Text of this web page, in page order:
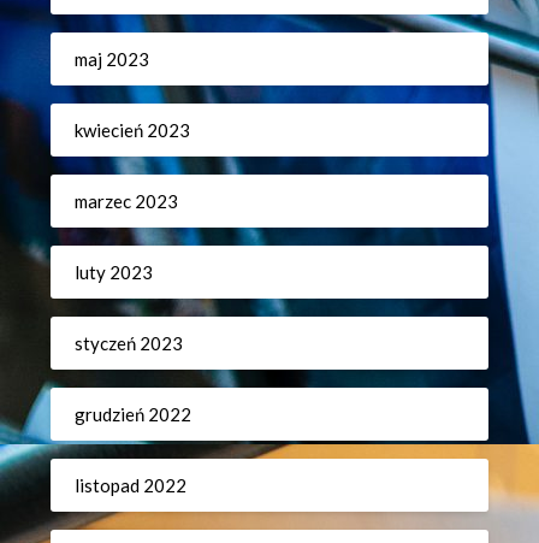
maj 2023
kwiecień 2023
marzec 2023
luty 2023
styczeń 2023
grudzień 2022
listopad 2022